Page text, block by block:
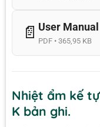
📄 User Manual
PDF • 365,95 KB
Nhiệt ẩm kế
K bản ghi.